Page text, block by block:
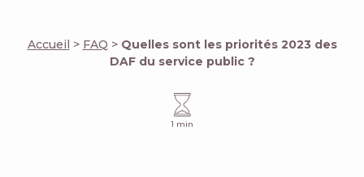
Accueil > FAQ > Quelles sont les priorités 2023 des
DAF du service public ?
1 min